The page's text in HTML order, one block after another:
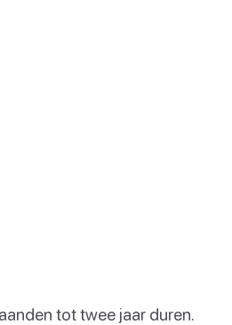
tot twee jaar duren.